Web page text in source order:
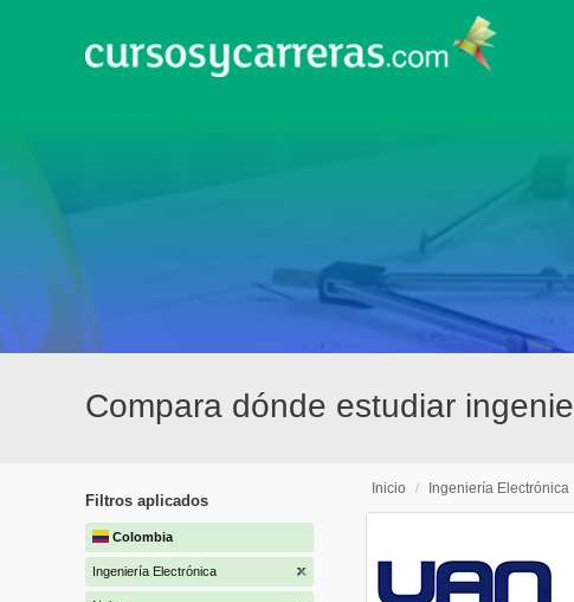
Compara dónde estudiar
Filtros aplicados
Colombia
Ingeniería Electrónica
Inicio / Ingeniería Electrónica